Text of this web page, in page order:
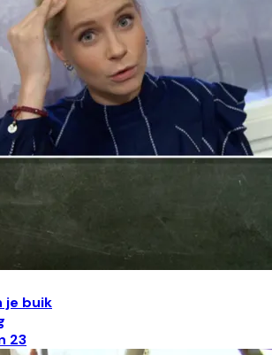
je buik
23